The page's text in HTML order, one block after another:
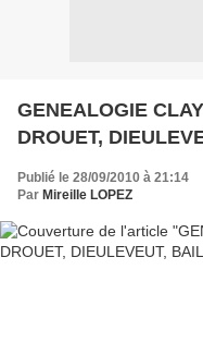
GENEALOGIE
DROUET,
Publié le 28/09/2010 à 21:14
Par Mireille LOPEZ